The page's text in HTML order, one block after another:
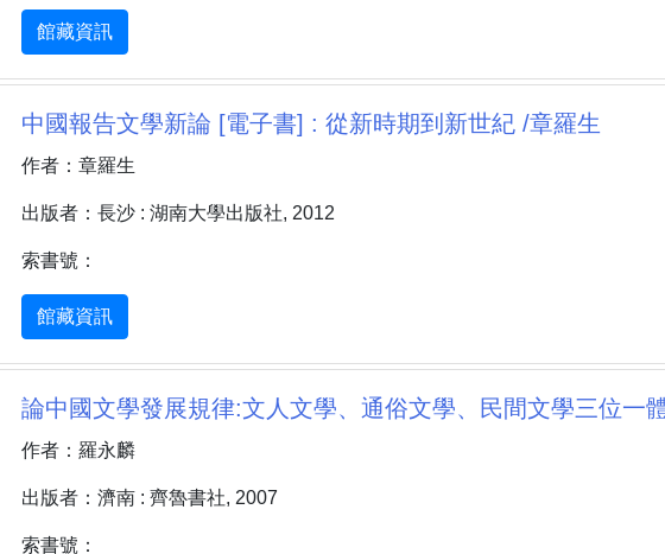
館藏資訊
中國報告文學新論 [電子書] : 從新時期到新世紀 /章羅生
作者：章羅生
出版者：長沙 : 湖南大學出版社, 2012
索書號：
館藏資訊
論中國文學發展規律:文人文學、通俗文學、民間文學三位一
作者：羅永麟
出版者：濟南 : 齊魯書社, 2007
索書號：